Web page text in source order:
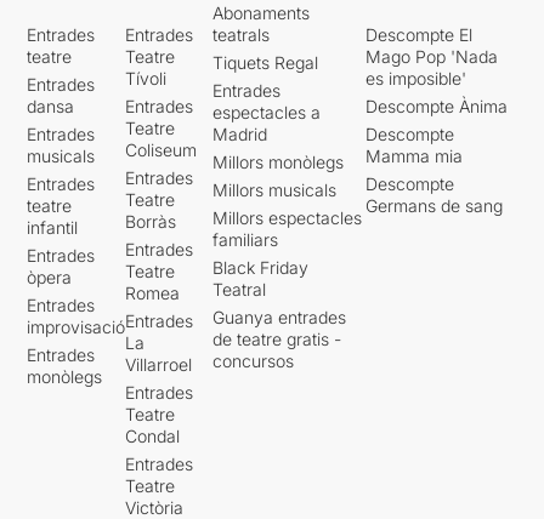
Entrades
teatre
Entrades
dansa
Entrades
musicals
Entrades
teatre
infantil
Entrades
òpera
Entrades
improvisació
Entrades
monòlegs
Entrades
Teatre
Tívoli
Entrades
Teatre
Coliseum
Entrades
Teatre
Borràs
Entrades
Teatre
Romea
Entrades
La
Villarroel
Entrades
Teatre
Condal
Entrades
Teatre
Victòria
Abonaments
teatrals
Tiquets Regal
Entrades
espectacles a
Madrid
Millors monòlegs
Millors musicals
Millors espectacles
familiars
Black Friday
Teatral
Guanya entrades
de teatre gratis -
concursos
Descompte El
Mago Pop 'Nada
es imposible'
Descompte Ànima
Descompte
Mamma mia
Descompte
Germans de sang